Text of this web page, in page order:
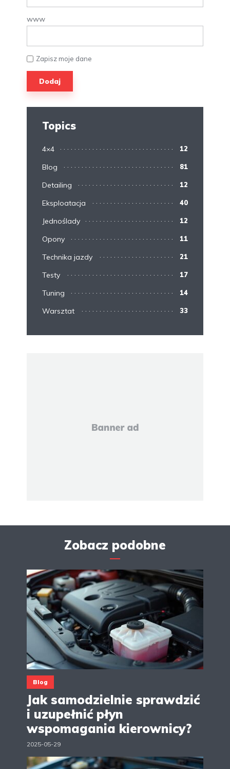
www
Zapisz moje dane
Topics
4×4 12
Blog 81
Detailing 12
Eksploatacja 40
Jednoślady 12
Opony 11
Technika jazdy 21
Testy 17
Tuning 14
Warsztat 33
Zobacz podobne
Blog
Jak samodzielnie sprawdzić
i uzupełnić płyn
wspomagania kierownicy?
2025-05-29